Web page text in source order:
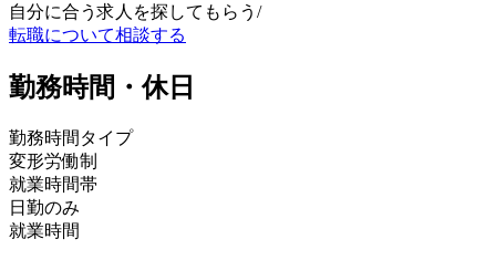
自分に合う求人を探してもらう /
転職について相談する
勤務時間・休日
勤務時間タイプ
変形労働制
就業時間帯
日勤のみ
就業時間